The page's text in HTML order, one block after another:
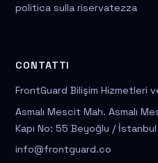
politica sulla riservatezza
CONTATTI
FrontGuard Bilişim Hizmetleri
Asmalı Mescit Mah. Asmalı
Kapı No: 55 Beyoğlu / İstanbul
info@frontguard.co